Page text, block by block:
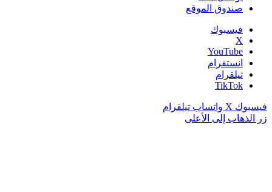
صندوق الموقع
فيسبوك
‫X
‫YouTube
انستقرام
تيلقرام
‫TikTok
فيسبوك ‫X واتساب تيلقرام
زر الذهاب إلى الأعلى